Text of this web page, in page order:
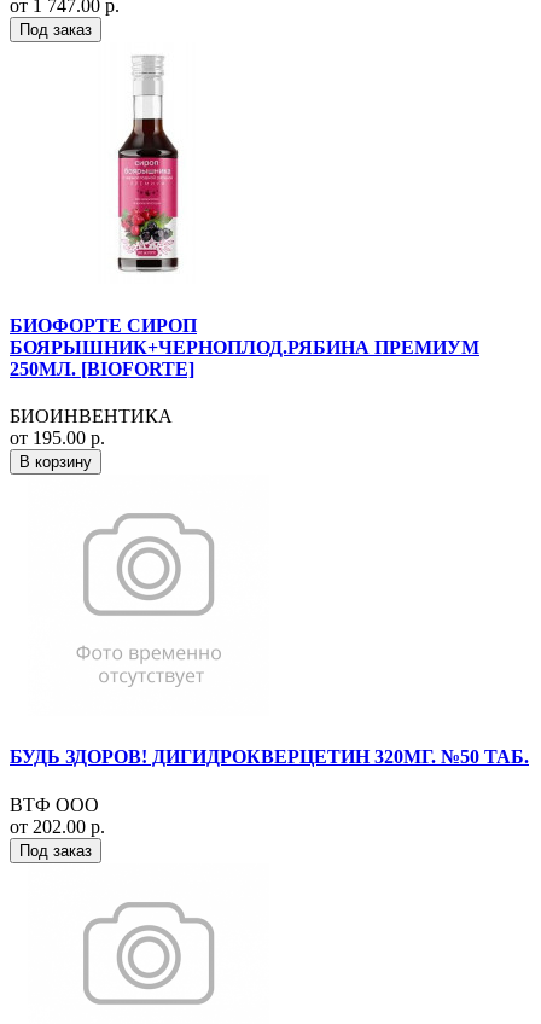
от 1 747.00 р.
Под заказ
БИОФОРТЕ СИРОП
БОЯРЫШНИК+ЧЕРНОПЛОД.РЯБИНА ПРЕМИУМ
250МЛ. [BIOFORTE]
БИОИНВЕНТИКА
от 195.00 р.
В корзину
БУДЬ ЗДОРОВ! ДИГИДРОКВЕРЦЕТИН 320МГ. №50 ТАБ.
ВТФ ООО
от 202.00 р.
Под заказ